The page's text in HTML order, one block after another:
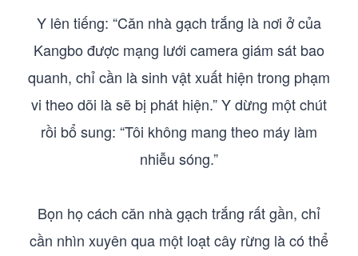
Y lên tiếng: “Căn nhà gạch trắng là nơi ở của
Kangbo được mạng lưới camera giám sát bao
quanh, chỉ cần là sinh vật xuất hiện trong phạm
vi theo dõi là sẽ bị phát hiện.” Y dừng một chút
rồi bổ sung: “Tôi không mang theo máy làm
nhiễu sóng.”
Bọn họ cách căn nhà gạch trắng rất gần, chỉ
cần nhìn xuyên qua một loạt cây rừng là có thể